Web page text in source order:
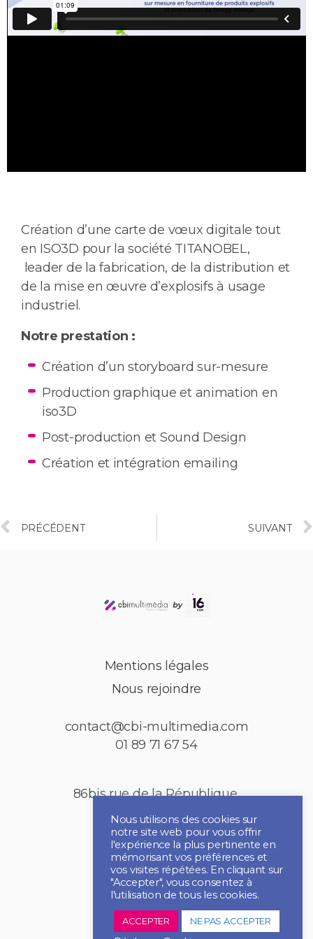
Création d’une carte de vœux digitale tout
en ISO3D pour la société TITANOBEL,
leader de la fabrication, de la distribution et
de la mise en œuvre d’explosifs à usage
industriel.
Notre prestation :
Création d’un storyboard sur-mesure
Production graphique et animation en
iso3D
Post-production et Sound Design
Création et intégration emailing
PRÉCÉDENT SUIVANT
Mentions légales
Nous rejoindre
contact@cbi-multimedia.com
01 89 71 67 54
86bis rue de la République,
92150 Puteaux
2021 CBI MULTIMEDIA
Nous utilisons des cookies sur
notre site web pour vous offrir
l'expérience la plus pertinente en
mémorisant vos préférences et
vos visites répétées. En cliquant sur
"Accepter", vous consentez à
l'utilisation de tous les cookies.
ACCEPTER NE PAS ACCEPTER